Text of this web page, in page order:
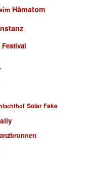
Hämatom
Solar Fake